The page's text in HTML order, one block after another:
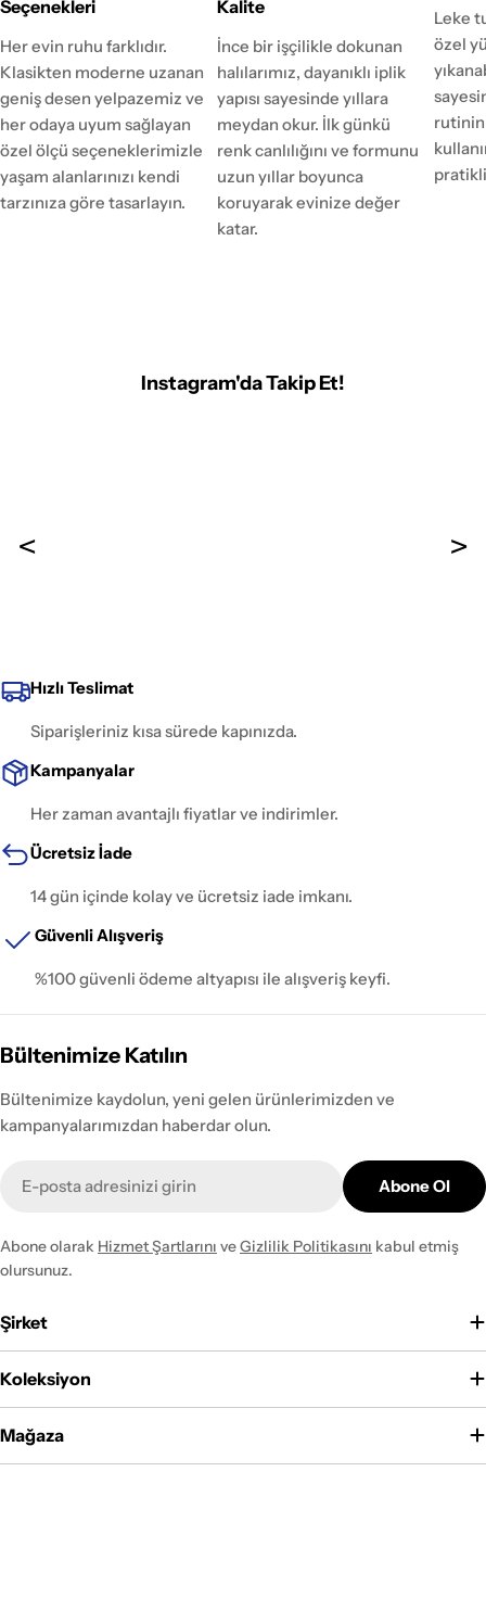
Seçenekleri
Her evin ruhu farklıdır.
Klasikten moderne uzanan
geniş desen yelpazemiz ve
her odaya uyum sağlayan
özel ölçü seçeneklerimizle
yaşam alanlarınızı kendi
tarzınıza göre tasarlayın.
Kalite
İnce bir işçilikle dokunan
halılarımız, dayanıklı iplik
yapısı sayesinde yıllara
meydan okur. İlk günkü
renk canlılığını ve formunu
uzun yıllar boyunca
koruyarak evinize değer
katar.
Leke
özel
Instagram'da Takip Et!
Hızlı Teslimat
Siparişleriniz kısa sürede kapınızda.
Kampanyalar
Her zaman avantajlı fiyatlar ve indirimler.
Ücretsiz İade
14 gün içinde kolay ve ücretsiz iade imkanı.
Güvenli Alışveriş
%100 güvenli ödeme altyapısı ile alışveriş keyfi.
Bültenimize Katılın
Bültenimize kaydolun, yeni gelen ürünlerimizden ve
kampanyalarımızdan haberdar olun.
posta
Abone Ol
Abone olarak Hizmet Şartlarını veGizlilik Politikasını kabul etmiş
olursunuz.
Şirket
Koleksiyon
Mağaza